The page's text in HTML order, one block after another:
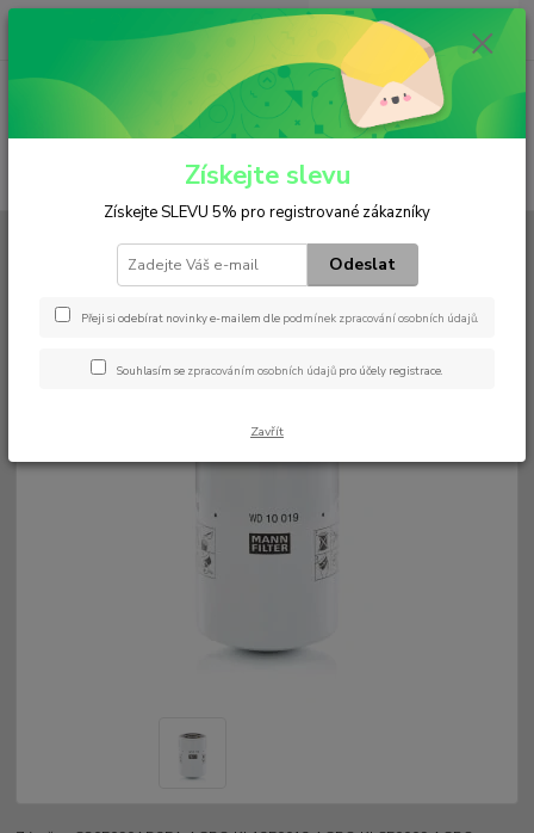
(Po-Pá, 6:30-15 hod.)
ks
0 Kč
WD 10 019
Získejte slevu
Získejte SLEVU 5% pro registrované zákazníky
Odeslat
Přeji si odebírat novinky e-mailem dle podmínek zpracování osobních údajů.
Souhlasím se zpracováním osobních údajů pro účely registrace.
Zavřít